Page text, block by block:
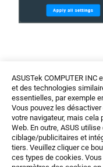
ASUSTek COMPUTER
et des technologies
essentielles, par exemple
Vous pouvez les
votre navigateur, mais
Web. En outre, ASUS
ciblage/publicitaires et
tiers. Veuillez cliquer ce
ces types de cookies.
Interface 2 : prend
micrologiciel
Accédez à [
> [Modification du